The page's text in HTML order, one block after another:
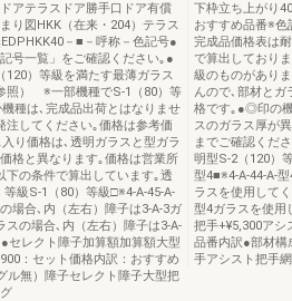
アテラスドア勝手口ドア有償
り図HKK（在来・204）テラス
－■－呼称－色記号●
号一覧」をご確認ください｡●
120）等級を満たす最薄ガラス
照） ※一部機種でS-1（80）等
種は､完成品出荷とはなりませ
注してください｡価格は参考価
り価格は､透明ガラスと型ガラ
格と異なります｡価格は営業所
下の条件で算出しています｡透
級S-1（80）等級□※4-A-45-A-
場合､内（左右）障子は3-A-3ガ
スの場合､内（左右）障子は3-A-
セレクト障子加算額加算額大型
：セット価格内訳：おすすめ
ル無）障子セレクト障子大型把
下枠立ち上がり
おすすめ品番※色
完成品価格表は
で算出しており
級のものがあり
んので､部材とガ
格です｡●◎印の
スのガラス厚が
までご確認くだ
明型S-2（120）
型4■※4-A-44-A-
ラスを使用して
型4ガラスを使用
把手+¥5,300アシ
品番内訳●部材構
手アシスト把手